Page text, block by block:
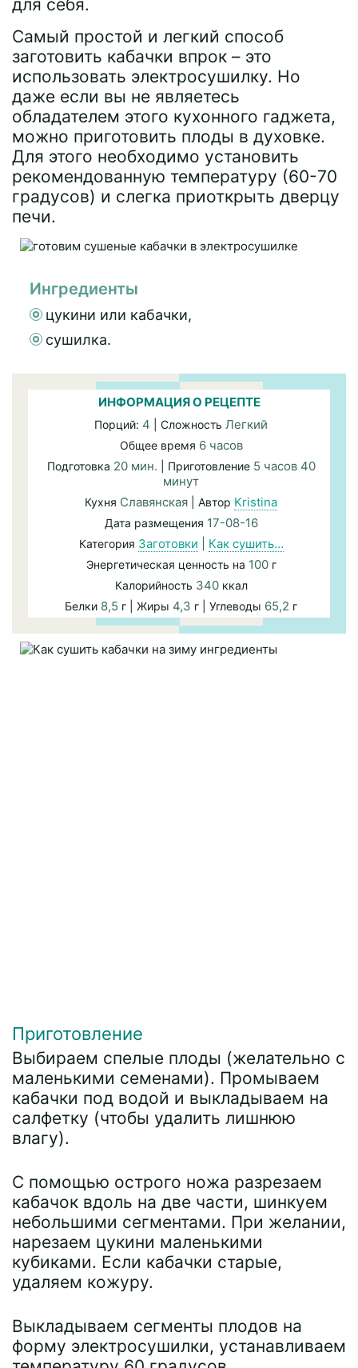
для себя.
Самый простой и легкий способ
заготовить кабачки впрок – это
использовать электросушилку. Но
даже если вы не являетесь
обладателем этого кухонного гаджета,
можно приготовить плоды в духовке.
Для этого необходимо установить
рекомендованную температуру (60-70
градусов) и слегка приоткрыть дверцу
печи.
Ингредиенты
цукини или кабачки,
сушилка.
ИНФОРМАЦИЯ О РЕЦЕПТЕ
Порций: 4 | Сложность Легкий
Общее время 6 часов
Подготовка 20 мин. | Приготовление 5 часов 40
минут
Кухня Славянская | Автор Kristina
Дата размещения 17-08-16
Категория Заготовки Как сушить…
Энергетическая ценность на 100г
Калорийность 340ккал
Белки 8,5 г | Жиры 4,3 г | Углеводы 65,2 г
Приготовление
Выбираем спелые плоды (желательно с
маленькими семенами). Промываем
кабачки под водой и выкладываем на
салфетку (чтобы удалить лишнюю
влагу).
С помощью острого ножа разрезаем
кабачок вдоль на две части, шинкуем
небольшими сегментами. При желании,
нарезаем цукини маленькими
кубиками. Если кабачки старые,
удаляем кожуру.
Выкладываем сегменты плодов на
форму электросушилки, устанавливаем